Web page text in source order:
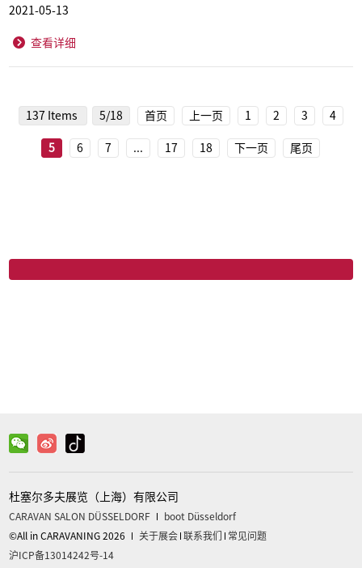
2021-05-13
查看详细
137 Items 5/18 首页 上一页 1 2 3 4
5 6 7 ... 17 18 下一页 尾页
杜塞尔多夫展览（上海）有限公司
CARAVAN SALON DÜSSELDORF
boot Düsseldorf
©All in CARAVANING 2026
关于展会 联系我们
常见问题
沪ICP备13014242号-14